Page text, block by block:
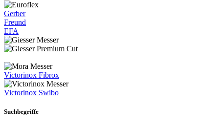
Gerber
Freund
EFA
Victorinox Fibrox
Victorinox Swibo
Suchbegriffe